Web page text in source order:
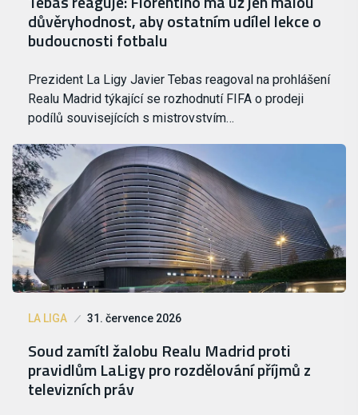
důvěryhodnost, aby ostatním udílel lekce o
budoucnosti fotbalu
Prezident La Ligy Javier Tebas reagoval na prohlášení
Realu Madrid týkající se rozhodnutí FIFA o prodeji
podílů souvisejících s mistrovstvím…
LA LIGA 31. července 2026
Soud zamítl žalobu Realu Madrid proti
pravidlům LaLigy pro rozdělování příjmů z
televizních práv